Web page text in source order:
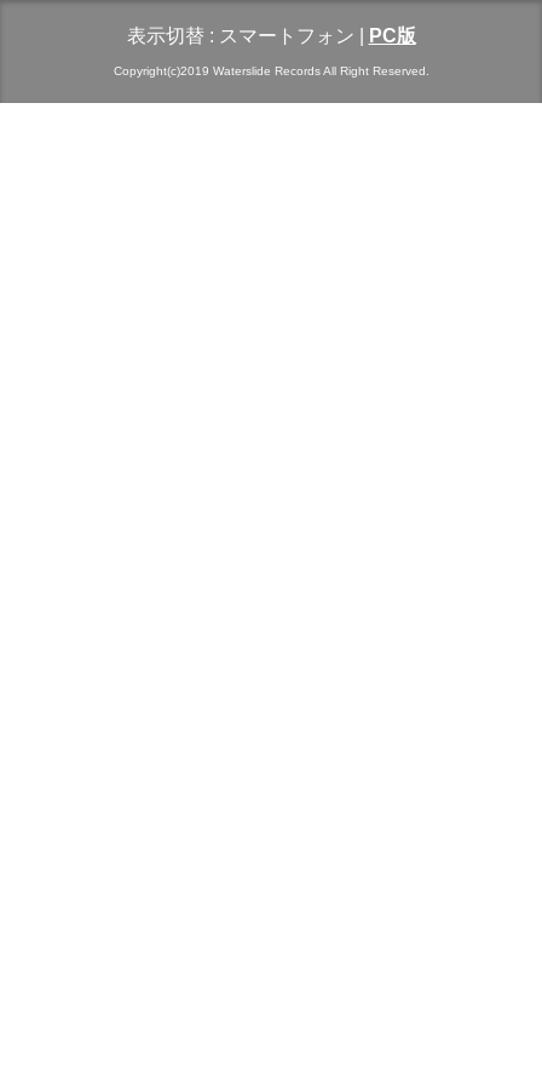
表示切替 : スマートフォン PC版
Copyright(c)2019 Waterslide Records All Right Reserved.